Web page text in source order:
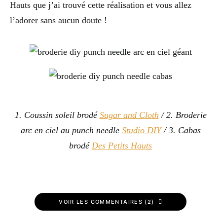
Hauts que j’ai trouvé cette réalisation et vous allez
l’adorer sans aucun doute !
1. Coussin soleil brodé Sugar and Cloth / 2. Broderie
arc en ciel au punch needle Studio DIY/ 3. Cabas
brodé Des Petits Hauts
VOIR LES COMMENTAIRES (2)